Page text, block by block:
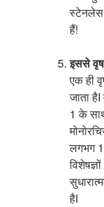
स्टेनलेस
हैं!
इससे
एक ही
जाता
1 के
लगभग
हैI